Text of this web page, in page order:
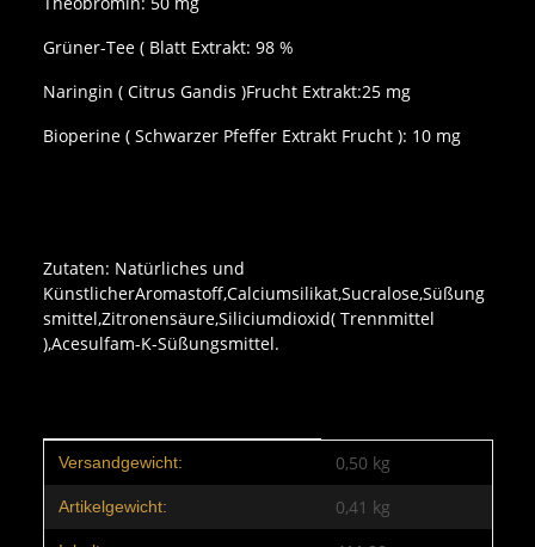
Grüner-Tee ( Blatt Extrakt: 98 %
Naringin ( Citrus Gandis )Frucht Extrakt:25 mg
Bioperine ( Schwarzer Pfeffer Extrakt Frucht ): 10 mg
Zutaten: Natürliches und
KünstlicherAromastoff,Calciumsilikat,Sucralose,Süßung
smittel,Zitronensäure,Siliciumdioxid( Trennmittel
),Acesulfam-K-Süßungsmittel.
Produkteigenschaft
Wert
Versandgewicht: 0,50 kg
Artikelgewicht: 0,41 kg